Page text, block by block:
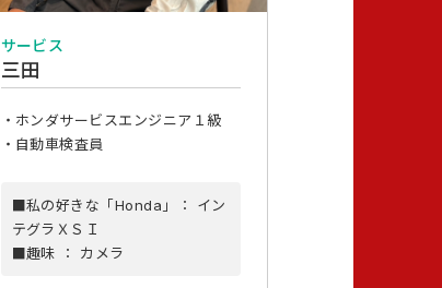
サービス
三田
・ホンダサービスエンジニア１級
・自動車検査員
■私の好きな「Honda」： イン
テグラＸＳＩ
■趣味 ： カメラ